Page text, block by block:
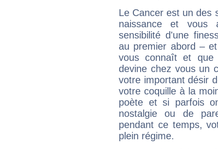
Le Cancer est un des
naissance et vous
sensibilité d'une
au premier abord –
vous connaît et
devine chez vous un
votre important désir
votre coquille à la
poète et si parfois
nostalgie ou de
pendant ce temps,
plein régime.